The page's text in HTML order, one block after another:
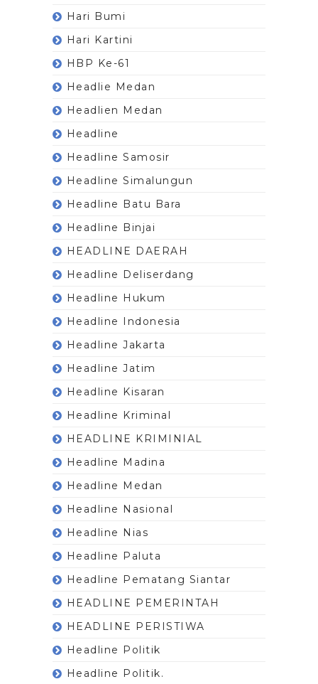
Hari Bumi
Hari Kartini
HBP Ke-61
Headlie Medan
Headlien Medan
Headline
Headline Samosir
Headline Simalungun
Headline Batu Bara
Headline Binjai
HEADLINE DAERAH
Headline Deliserdang
Headline Hukum
Headline Indonesia
Headline Jakarta
Headline Jatim
Headline Kisaran
Headline Kriminal
HEADLINE KRIMINIAL
Headline Madina
Headline Medan
Headline Nasional
Headline Nias
Headline Paluta
Headline Pematang Siantar
HEADLINE PEMERINTAH
HEADLINE PERISTIWA
Headline Politik
Headline Politik.